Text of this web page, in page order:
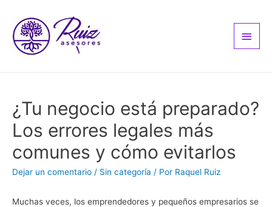
Menú
¿Tu negocio está preparado?
Los errores legales más
comunes y cómo evitarlos
Dejar un comentario / Sin categoría / Por Raquel Ruiz
Muchas veces, los emprendedores y pequeños empresarios se